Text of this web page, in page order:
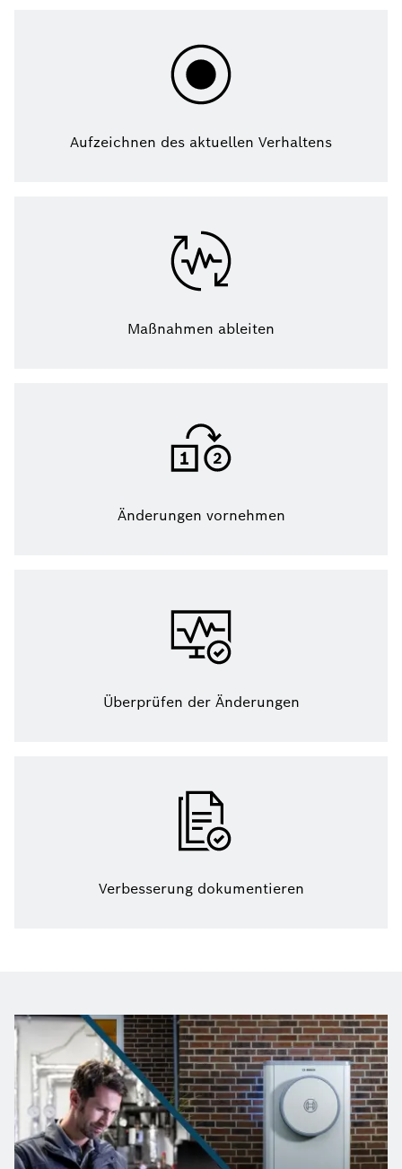
Aufzeichnen des aktuellen Verhaltens
Maßnahmen ableiten
Änderungen vornehmen
Überprüfen der Änderungen
Verbesserung dokumentieren